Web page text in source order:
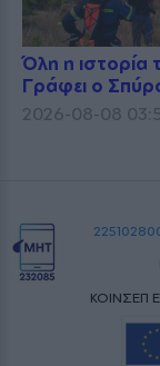
Όλη η ιστορία
Γράφει ο
2026-08-08
ΚΟΙΝΣΕΠ